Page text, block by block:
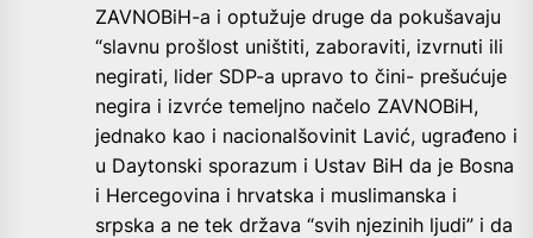
ZAVNOBiH-a i optužuje druge da pokušavaju
“slavnu prošlost uništiti, zaboraviti, izvrnuti ili
negirati, lider SDP-a upravo to čini- prešućuje
negira i izvrće temeljno načelo ZAVNOBiH,
jednako kao i nacionalšovinit Lavić, ugrađeno i
u Daytonski sporazum i Ustav BiH da je Bosna
i Hercegovina i hrvatska i muslimanska i
srpska a ne tek država “svih njezinih ljudi” i da